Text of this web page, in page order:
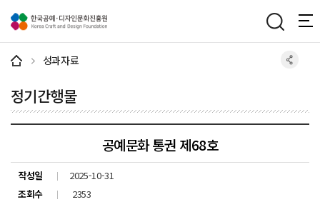
성과자료
정기간행물
공예문화 통권 제68호
작성일
2025-10-31
조회수
2353